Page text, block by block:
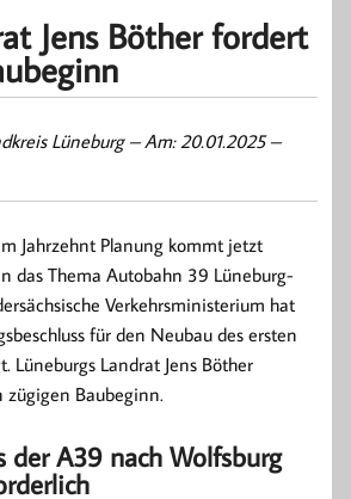
Jens Böther fordert
Lüneburg – Am: 20.01.2025 –
Jahrzehnt Planung kommt jetzt
das Thema Autobahn 39 Lüneburg-
Verkehrsministerium hat
für den Neubau des ersten
Lüneburgs Landrat Jens Böther
Baubeginn.
der A39 nach Wolfsburg